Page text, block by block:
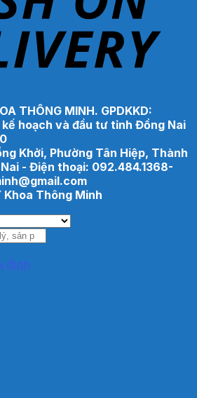
THÔNG MINH. GPDKKD:
hoạch và đầu tư tỉnh Đồng Nai
Khởi, Phường Tân Hiệp, Thành
- Điện thoại: 092.484.1368-
Khoa Thông Minh
đình